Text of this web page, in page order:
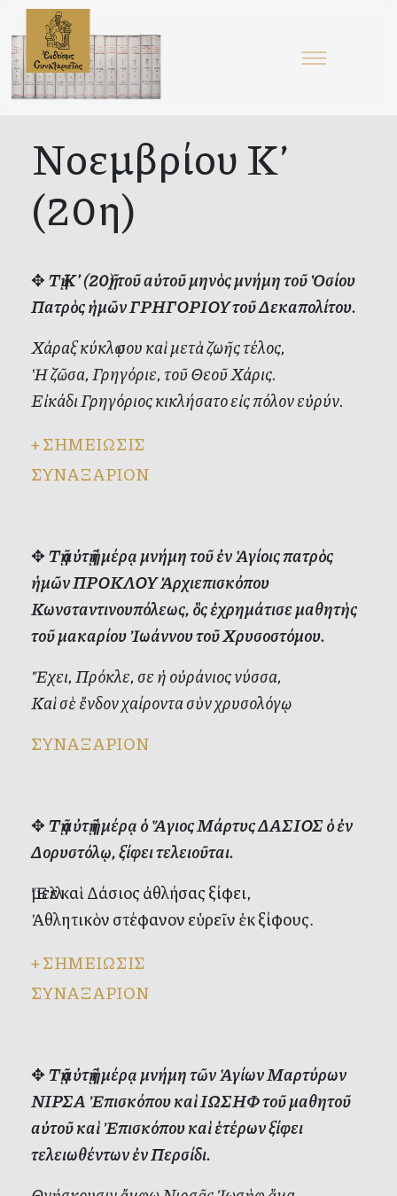
Νοεμβρίου Κ’
(20η)
✥Τῇ Κ’ (20ῇ) τοῦ αὐτοῦ μηνὸς μνήμη τοῦ Ὁσίου
Πατρὸς ἡμῶν ΓΡΗΓΟΡΙΟΥ τοῦ Δεκαπολίτου.
Χάραξ κύκλῳ σου καὶ μετὰ ζωῆς τέλος,
Ἡ ζῶσα, Γρηγόριε, τοῦ Θεοῦ Χάρις.
Εἰκάδι Γρηγόριος κικλήσατο εἰς πόλον εὐρύν.
+ΣΗΜΕΙΩΣΙΣ
ΣΥΝΑΞΑΡΙΟΝ
✥Τῇ αὐτῇ ἡμέρᾳ μνήμη τοῦ ἐν Ἁγίοις πατρὸς
ἡμῶν ΠΡΟΚΛΟΥ Ἀρχιεπισκόπου
Κωνσταντινουπόλεως, ὃς ἐχρημάτισε μαθητὴς
τοῦ μακαρίου Ἰωάννου τοῦ Χρυσοστόμου.
Ἔχει, Πρόκλε, σε ἡ οὐράνιος νύσσα,
Καὶ σὲ ἔνδον χαίροντα σὺν χρυσολόγῳ.
ΣΥΝΑΞΑΡΙΟΝ
✥Τῇ αὐτῇ ἡμέρᾳ ὁ Ἅγιος Μάρτυς ΔΑΣΙΟΣ ὁ ἐν
Δορυστόλῳ, ξίφει τελειοῦται.
Ἔμελλε καὶ Δάσιος ἀθλήσας ξίφει,
Ἀθλητικὸν στέφανον εὑρεῖν ἐκ ξίφους.
+ΣΗΜΕΙΩΣΙΣ
ΣΥΝΑΞΑΡΙΟΝ
✥Τῇ αὐτῇ ἡμέρᾳ μνήμη τῶν Ἁγίων Μαρτύρων
ΝΙΡΣΑ Ἐπισκόπου καὶ ΙΩΣΗΦ τοῦ μαθητοῦ
αὐτοῦ καὶ Ἐπισκόπου καὶ ἑτέρων ξίφει
τελειωθέντων ἐν Περσίδι.